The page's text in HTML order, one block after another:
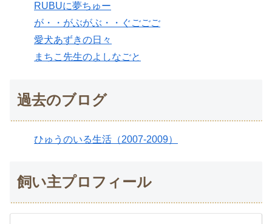
RUBUに夢ちゅー
が・・がぶがぶ・・ぐごごご
愛犬あずきの日々
まちこ先生のよしなごと
過去のブログ
ひゅうのいる生活（2007-2009）
飼い主プロフィール